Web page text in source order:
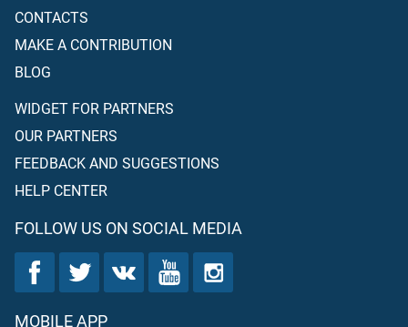
CONTACTS
MAKE A CONTRIBUTION
BLOG
WIDGET FOR PARTNERS
OUR PARTNERS
FEEDBACK AND SUGGESTIONS
HELP CENTER
FOLLOW US ON SOCIAL MEDIA
MOBILE APP